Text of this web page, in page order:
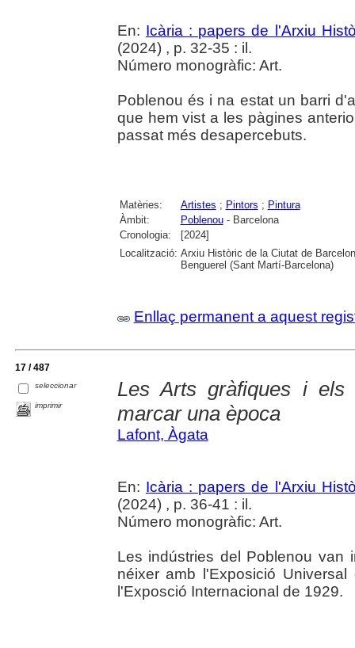
En: Icària : papers de l'Arxiu
(2024) , p. 32-35 : il.
Número monogràfic: Art.
Poblenou és i na estat un barri
que hem vist a les pàgines
passat més desapercebuts.
Matèries: Artistes ; Pintors ; Pintura
Àmbit:
Poblenou- Barcelona
Cronologia:
[2024]
Localització: Arxiu Històric de la Ciutat de
Benguerel (Sant Martí-Barcelona)
Enllaç permanent a aquest
17 / 487
seleccionar
imprimir
Les Arts gràfiques i
marcar una època
Lafont, Àgata
En: Icària : papers de l'Arxiu
(2024) , p. 36-41 : il.
Número monogràfic: Art.
Les indústries del Poblenou van
néixer amb l'Exposició
l'Exposció Internacional de 1929.